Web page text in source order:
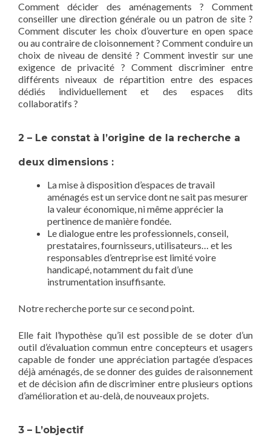
Comment décider des aménagements ? Comment
conseiller une direction générale ou un patron de site ?
Comment discuter les choix d’ouverture en open space
ou au contraire de cloisonnement ? Comment conduire un
choix de niveau de densité ? Comment investir sur une
exigence de privacité ? Comment discriminer entre
différents niveaux de répartition entre des espaces
dédiés individuellement et des espaces dits
collaboratifs ?
2 – Le constat à l’origine de la recherche a
deux dimensions :
La mise à disposition d’espaces de travail
aménagés est un service dont ne sait pas mesurer
la valeur économique, ni même apprécier la
pertinence de manière fondée.
Le dialogue entre les professionnels, conseil,
prestataires, fournisseurs, utilisateurs… et les
responsables d’entreprise est limité voire
handicapé, notamment du fait d’une
instrumentation insuffisante.
Notre recherche porte sur ce second point.
Elle fait l’hypothèse qu’il est possible de se doter d’un
outil d’évaluation commun entre concepteurs et usagers
capable de fonder une appréciation partagée d’espaces
déjà aménagés, de se donner des guides de raisonnement
et de décision afin de discriminer entre plusieurs options
d’amélioration et au-delà, de nouveaux projets.
3 – L’objectif